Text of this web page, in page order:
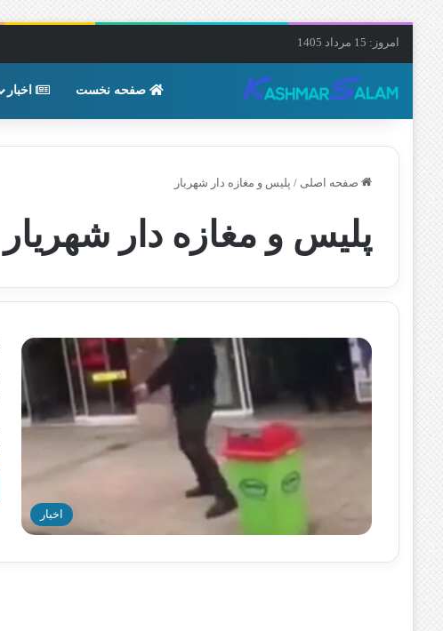
امروز: 15 مرداد 1405
صفحه نخست اخبار
صفحه اصلی / پلیس و مغازه دار شهریار
پلیس و مغازه دار شهریار
اخبار